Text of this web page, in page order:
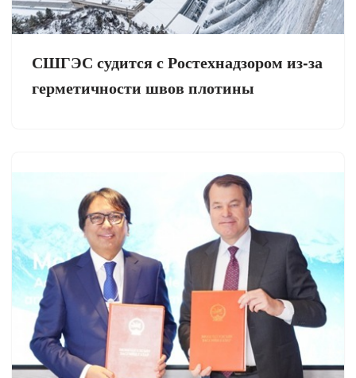
СШГЭС судится с Ростехнадзором из-за
герметичности швов плотины